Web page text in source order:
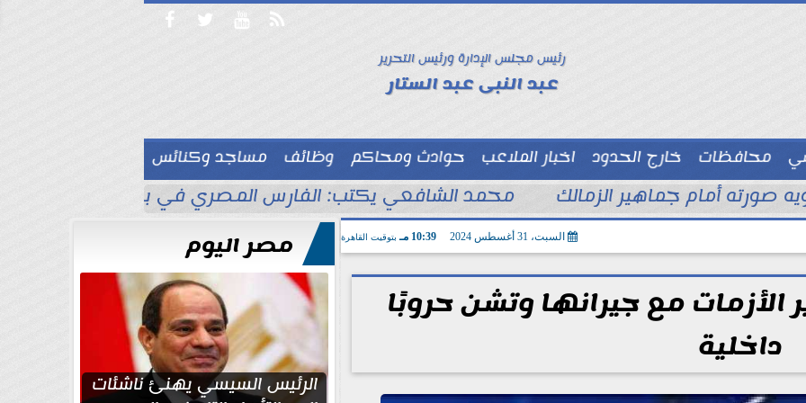
   
رئيس مجلس الإدارة ورئيس التحرير
عبد النبى عبد الستار
محافظات خارج الحدود اخبار الملاعب حوادث ومحاكم وظائف
مساجد وكنائس
توك شو  صورته أمام جماهير الزمالك محمد الشافعي يكتب: الفارس المصري في بلاد الأناضول
السبت، 31 أغسطس 2024 10:39 مـ بتوقيت القاهرة
الأزمات مع جيرانها وتشن حروبًا
داخلية
مصر اليوم
الرئيس السيسي يهنئ ناشئات